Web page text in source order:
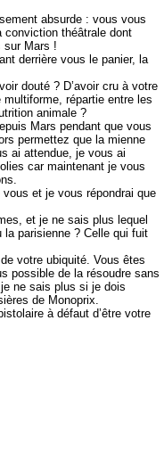
absurde : vous vous
théâtrale dont
sur Mars !
derrière vous le panier, la
douté ? D’avoir cru à votre
répartie entre les
animale ?
Mars pendant que vous
permettez que la mienne
ai attendue, je vous ai
car maintenant je vous
et je vous répondrai que
et je ne sais plus lequel
la parisienne ? Celle qui fuit
votre ubiquité. Vous êtes
possible de la résoudre sans
ne sais plus si je dois
de Monoprix.
à défaut d’être votre